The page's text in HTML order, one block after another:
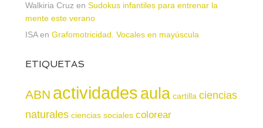
Walkiria Cruzen Sudokus infantiles para entrenar la
mente este verano
ISAen Grafomotricidad. Vocales en mayúscula
ETIQUETAS
ABN actividadesaula cartilla ciencias
naturales ciencias sociales colorear